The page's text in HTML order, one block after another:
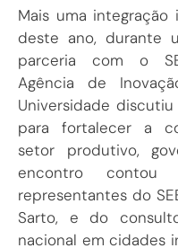
Mais uma
deste ano, durante
parceria com o
Agência de
Universidade
para fortalecer a
setor produtivo,
encontro
representantes do
Sarto, e do
nacional em cidades